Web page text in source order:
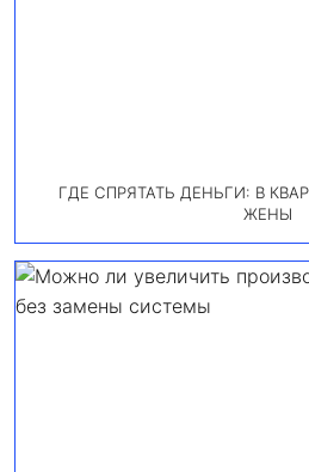
ГДЕ СПРЯТАТЬ ДЕНЬГИ: В
ЖЕНЫ